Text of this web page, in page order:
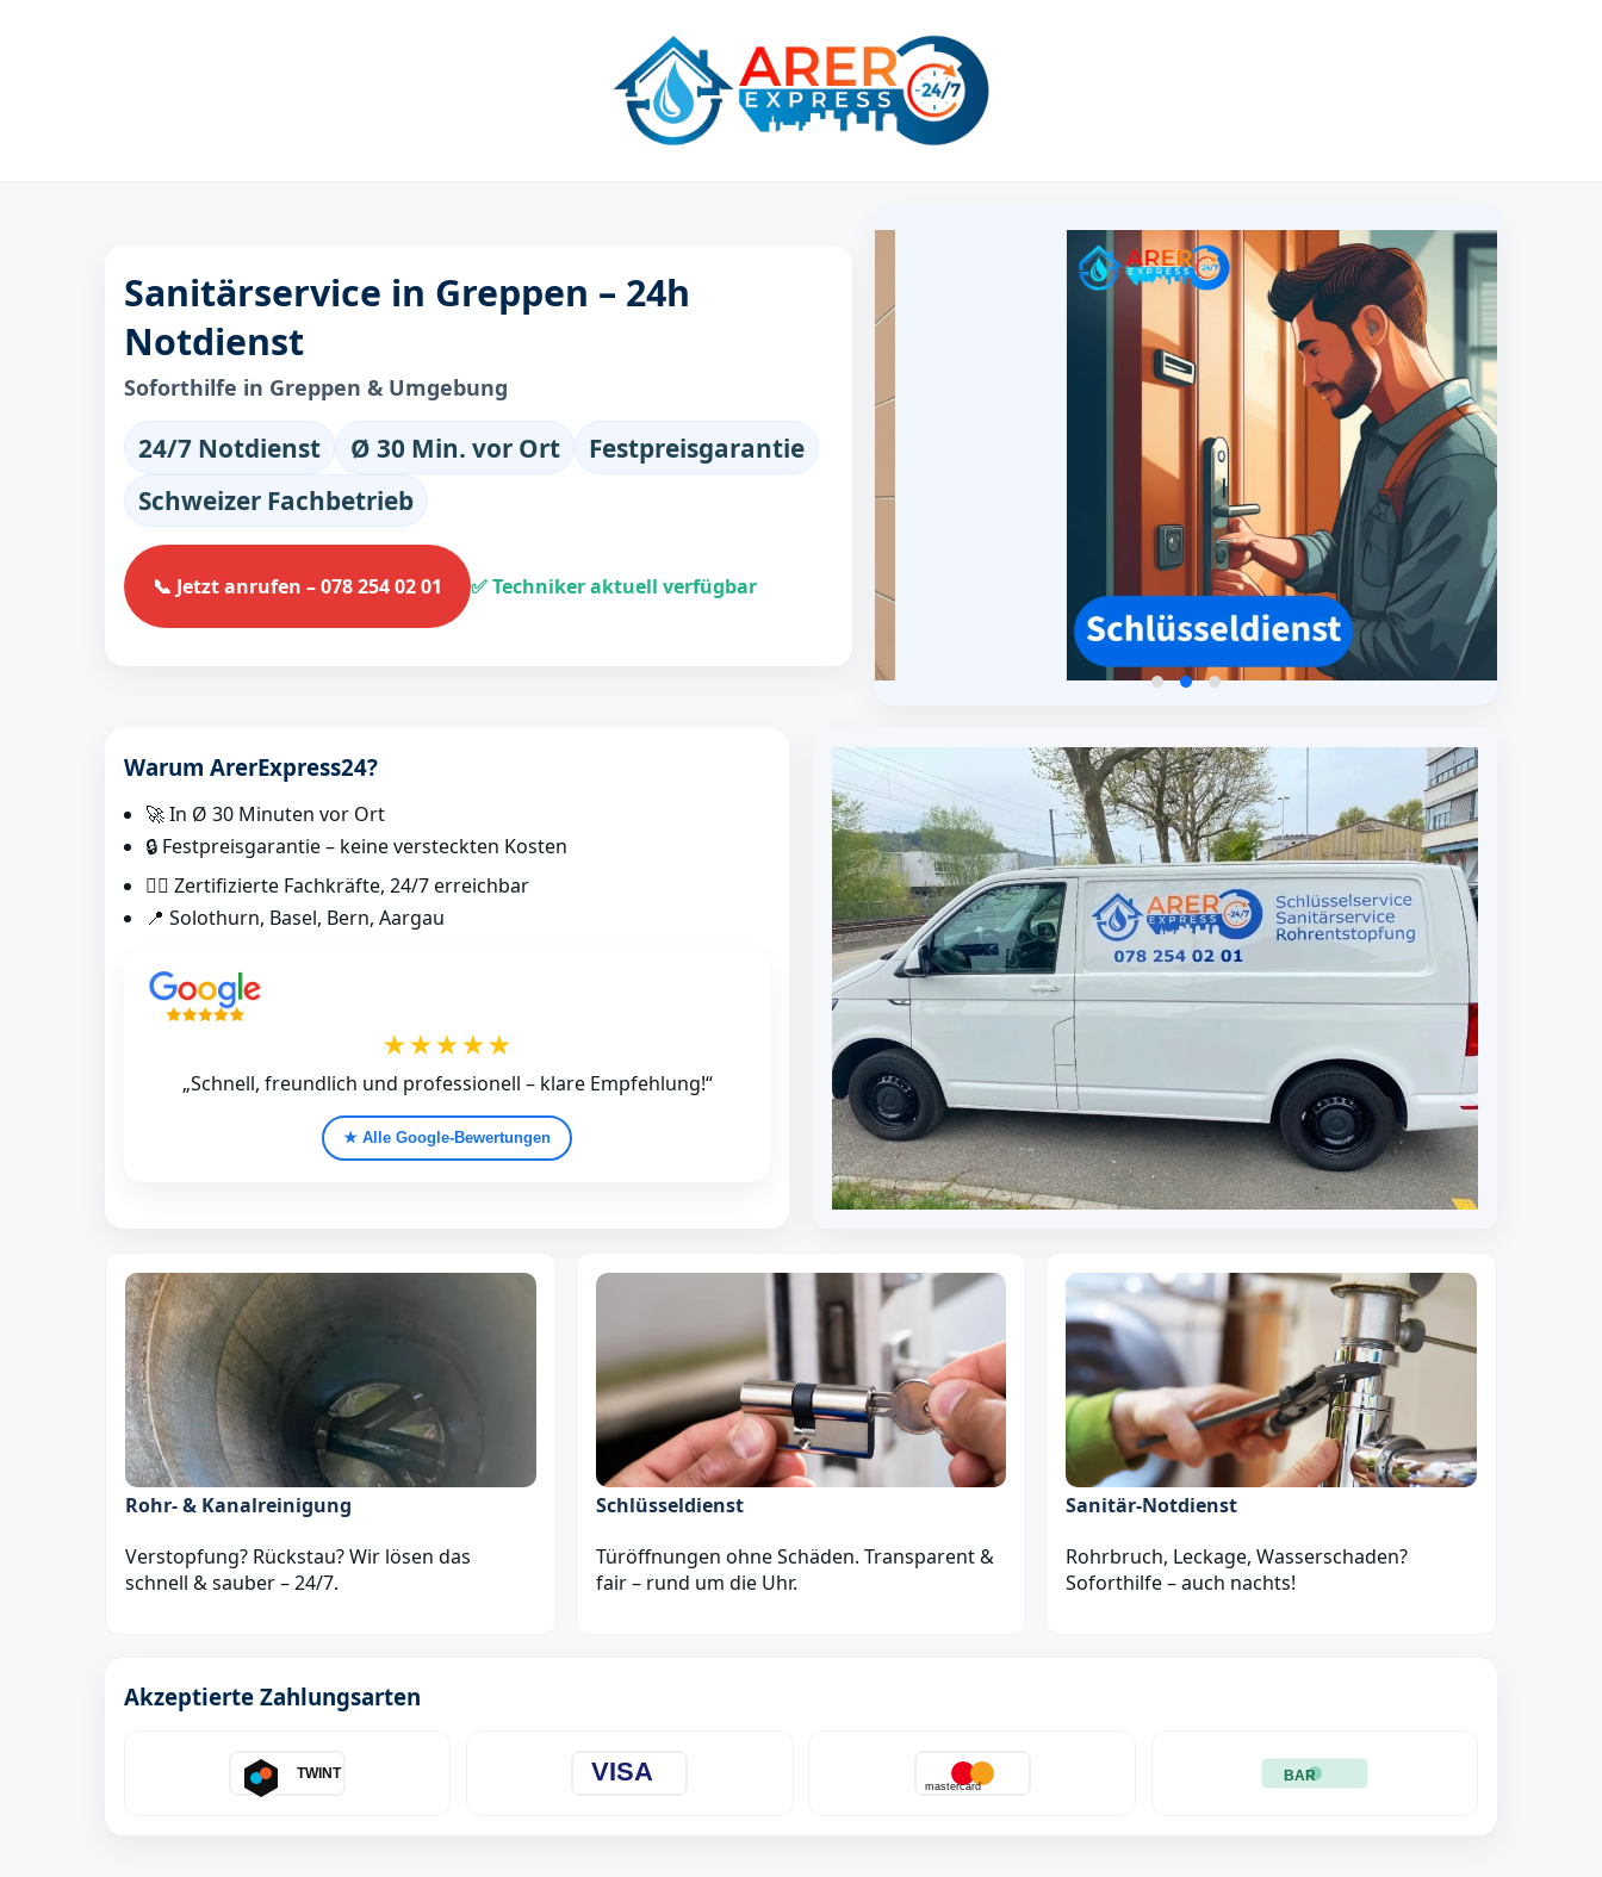
Sanitärservice in Greppen – 24h
Notdienst
Soforthilfe in Greppen & Umgebung
24/7 Notdienst Ø 30 Min. vor Ort
Festpreisgarantie
Schweizer Fachbetrieb
📞 Jetzt anrufen – 078 254 02 01 ✅ Techniker aktuell verfügbar
Warum ArerExpress24?
🚀 In Ø 30 Minuten vor Ort
🔒 Festpreisgarantie – keine versteckten Kosten
👷‍♂️ Zertifizierte Fachkräfte, 24/7 erreichbar
📍 Solothurn, Basel, Bern, Aargau
★★★★★
„Schnell, freundlich und professionell – klare Empfehlung!“
★ Alle Google‑Bewertungen
Rohr- & Kanalreinigung
Verstopfung? Rückstau? Wir lösen das
schnell & sauber – 24/7.
Schlüsseldienst
Türöffnungen ohne Schäden. Transparent &
fair – rund um die Uhr.
Sanitär‑Notdienst
Rohrbruch, Leckage, Wasserschaden?
Soforthilfe – auch nachts!
Akzeptierte Zahlungsarten
TWINT VISA mastercard
BAR